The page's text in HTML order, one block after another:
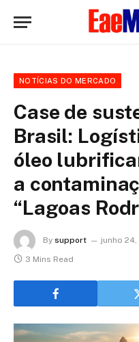
NOTÍCIAS DO MERCADO
Case de
Brasil:
óleo
a
“Lagoas
By support junho
3 Mins Read